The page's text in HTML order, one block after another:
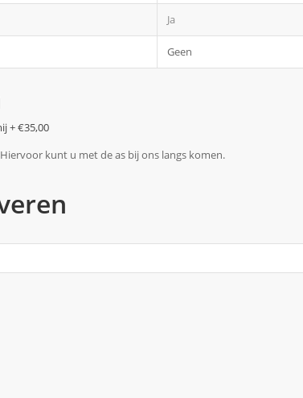
Ja
Geen
+€35,00
kunt u met de as bij ons langs komen.